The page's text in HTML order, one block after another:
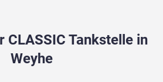
CLASSIC Tankstelle in
Weyhe